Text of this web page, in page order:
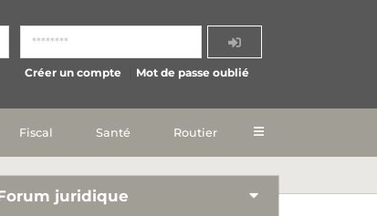
Créer un compte Mot de passe oublié
Fiscal Santé Routier
juridique